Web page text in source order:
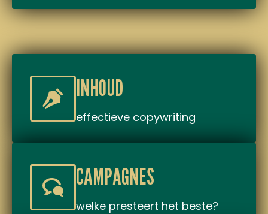
INHOUD
effectieve copywriting
CAMPAGNES
welke presteert het beste?